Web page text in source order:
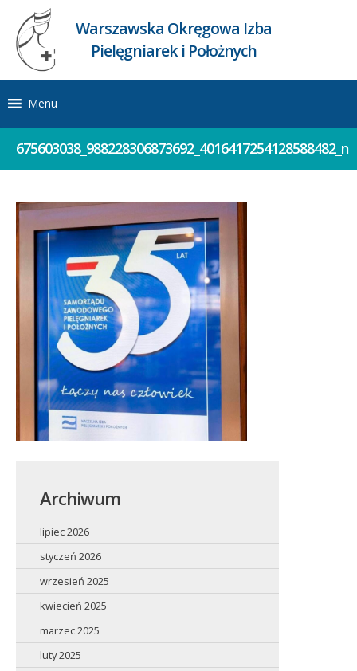
Warszawska Okręgowa Izba
Pielęgniarek i Położnych
Menu
675603038_988228306873692_4016417254128588482_n
Archiwum
lipiec 2026
styczeń 2026
wrzesień 2025
kwiecień 2025
marzec 2025
luty 2025